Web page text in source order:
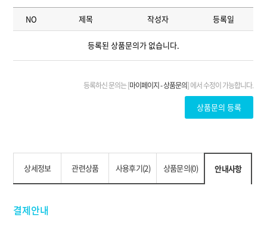
상세정보 관련상품 사용후기(2) 상품문의(0) 안내사항
결제안내